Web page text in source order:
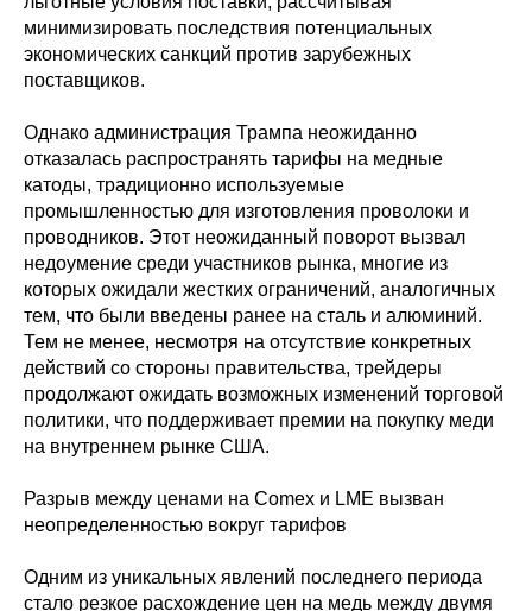
минимизировать последствия потенциальных
экономических санкций против зарубежных
поставщиков.
Однако администрация Трампа неожиданно
отказалась распространять тарифы на медные
катоды, традиционно используемые
промышленностью для изготовления проволоки и
проводников. Этот неожиданный поворот вызвал
недоумение среди участников рынка, многие из
которых ожидали жестких ограничений, аналогичных
тем, что были введены ранее на сталь и алюминий.
Тем не менее, несмотря на отсутствие конкретных
действий со стороны правительства, трейдеры
продолжают ожидать возможных изменений торговой
политики, что поддерживает премии на покупку меди
на внутреннем рынке США.
Разрыв между ценами на Comex и LME вызван
неопределенностью вокруг тарифов
Одним из уникальных явлений последнего периода
стало резкое расхождение цен на медь между двумя